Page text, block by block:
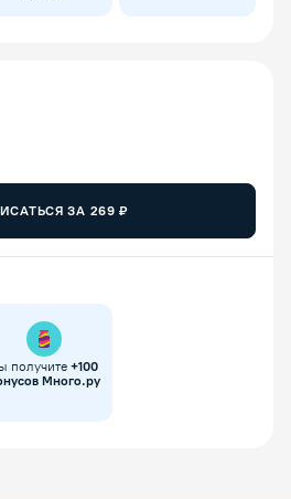
ЗА 269 ₽
получите +100
Много.ру